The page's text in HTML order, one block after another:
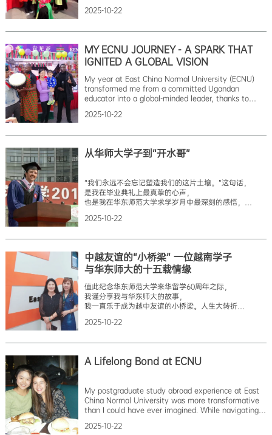
提前学习汉语，了解中国文化，
最终我实现了我梦寐以求的愿望，来到了中国上海，
来到了华东师范大学，这是一个充满活力、人文，智慧、
美丽的高校！ 华师大，我圆梦的地方！
我还清晰得记得刚来到中国的时候，
和老师同学交流起来还存在不少障碍。
但在老师和同学的热情帮助下，
我不仅较好克服了语言交流困难，
还迅速适应了博士的学习和生活。开学不久，
2025-10-22
MY ECNU JOURNEY - A SPARK THAT
IGNITED A GLOBAL VISION
My year at East China Normal University (ECNU)
transformed me from a committed Ugandan
educator into a global-minded leader, thanks to
friendships I built along the way. In 2018, I joined
into a comm
2025-10-22
从华师大学子到“开水哥”
“我们永远不会忘记塑造我们的这片土壤。”这句话，
是我在毕业典礼上最真挚的心声，
也是我在华东师范大学求学岁月中最深刻的感悟，
融入这片土壤：我的别样青春
我获得了孔子学院奖学金，前往华东师范大学学习中文。
经过一年汉语学习，我成功申请硕士项目，
走进了华东师范大学国际关系与地区发展研究院的课堂。
在这里，我不仅汲取了专业知识，取得了不错的成绩，
在华师大的日子，“充满了各种美好回忆的片段”。
我珍惜每一次深入中国社会的机会。
还记得和十几位留学生伙伴一起去江
2025-10-22
中越友谊的“小桥梁” 一位越南学子
与华东师大的十五载情缘
值此纪念华东师范大学来华留学60周年之际，
我谨分享我与华东师大的故事，
我一直乐于成为越中友谊的小桥梁。人生大转折
没有出路的乡村。在不断学习成长的过程中，
改变自己的命运。非常幸运，
我考入了雒鸿大学的中国语言专业，在这里，
我完成了我的大学学业，
我得到了胡志明市师范大学中国语言学院原系主任甲文强
得以申请到华东师范大学。
由于在毕业前就做好了各方面的准备，
我成功获得了孔子学院奖学金学习国际汉语教育硕士专业
2025-10-22
A Lifelong Bond at ECNU
My postgraduate study abroad experience at East
China Normal University was more transformative
than I could have ever imagined. While navigating
elevator led to a friendship that has shaped my life
2025-10-22